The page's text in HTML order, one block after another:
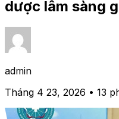
dược lâm sàng
admin
Tháng 4 23, 2026 • 13